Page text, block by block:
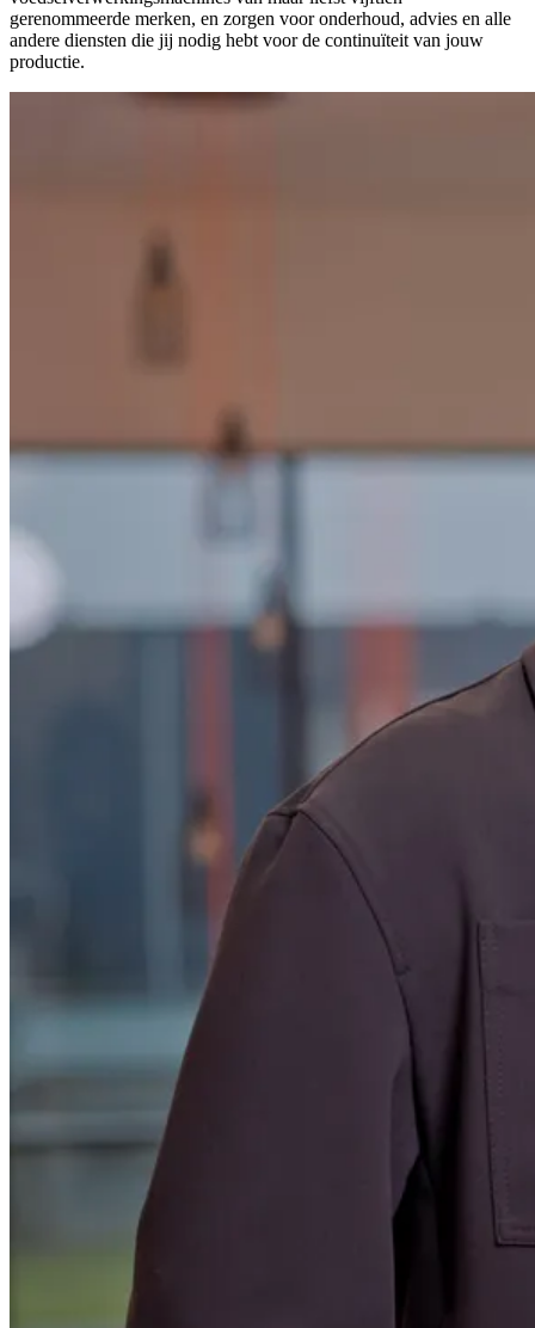
gerenommeerde merken, en zorgen voor onderhoud, advies en alle
andere diensten die jij nodig hebt voor de continuïteit van jouw
productie.